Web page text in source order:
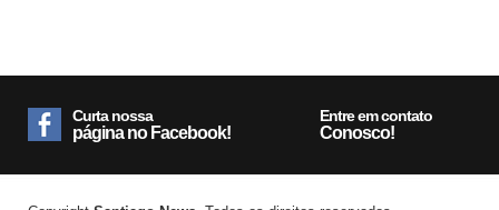
Curta nossa
página no Facebook!
Entre em contato
Conosco!